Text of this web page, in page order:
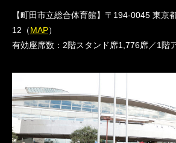
【町田市立総合体育館】〒194-0045 東京
12（MAP）
有効座席数：2階スタンド席1,776席／1階